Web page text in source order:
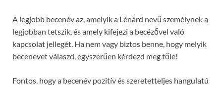
A legjobb becenév az, amelyik a Lénárd nevű személynek a
legjobban tetszik, és amely kifejezi a becézővel való
kapcsolat jellegét. Ha nem vagy biztos benne, hogy melyik
becenevet válaszd, egyszerűen kérdezd meg tőle!
Fontos, hogy a becenév pozitív és szeretetteljes hangulatú